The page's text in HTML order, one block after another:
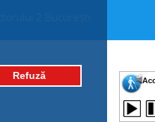
Refuză
2 București.